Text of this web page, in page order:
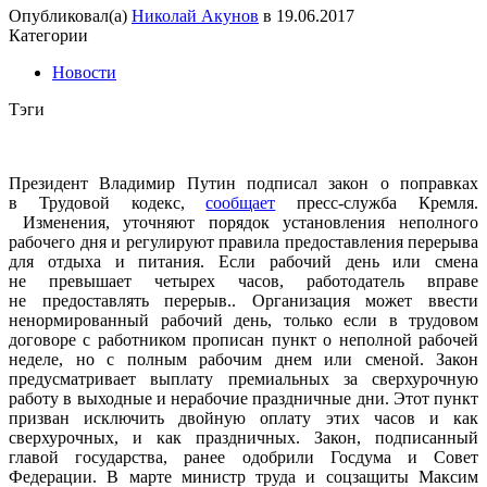
Опубликовал(а) Николай Акунов в 19.06.2017
Категории
Новости
Тэги
Президент Владимир Путин подписал закон о поправках
в Трудовой кодекс,сообщает пресс-служба Кремля.
Изменения, уточняют порядок установления неполного
рабочего дня и регулируют правила предоставления перерыва
для отдыха и питания. Если рабочий день или смена
не превышает четырех часов, работодатель вправе
не предоставлять перерыв.. Организация может ввести
ненормированный рабочий день, только если в трудовом
договоре с работником прописан пункт о неполной рабочей
неделе, но с полным рабочим днем или сменой. Закон
предусматривает выплату премиальных за сверхурочную
работу в выходные и нерабочие праздничные дни. Этот пункт
призван исключить двойную оплату этих часов и как
сверхурочных, и как праздничных. Закон, подписанный
главой государства, ранее одобрили Госдума и Совет
Федерации. В марте министр труда и соцзащиты Максим